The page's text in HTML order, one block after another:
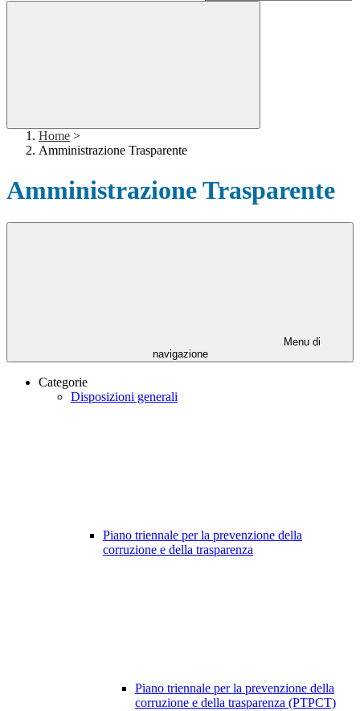
Home >
Amministrazione Trasparente
Amministrazione Trasparente
Menu di
navigazione
Categorie
Disposizioni generali
Piano triennale per la prevenzione della
corruzione e della trasparenza
Piano triennale per la prevenzione della
corruzione e della trasparenza (PTPCT)